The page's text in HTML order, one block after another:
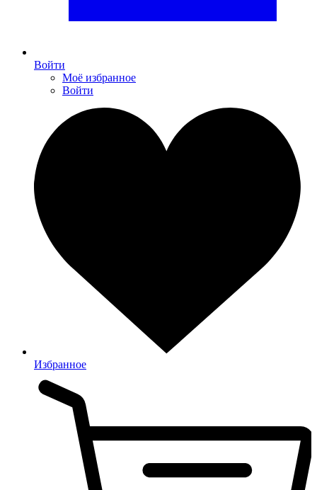
Войти
Моё избранное
Войти
Избранное